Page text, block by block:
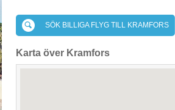
SÖK BILLIGA FLYG TILL KRAMFORS
Karta över Kramfors